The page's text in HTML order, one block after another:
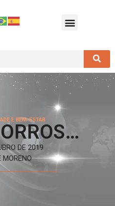
E BEM-ESTAR
DE 2019
MORENO